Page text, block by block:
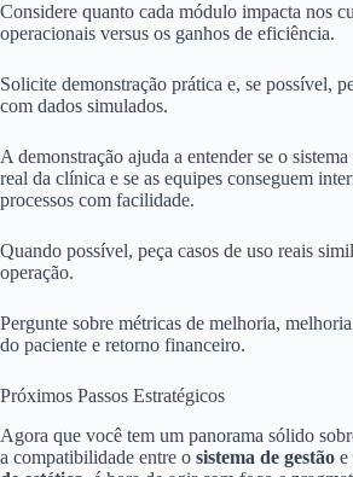
Considere quanto cada módulo impacta nos
operacionais versus os ganhos de eficiência.
Solicite demonstração prática e, se possível,
com dados simulados.
A demonstração ajuda a entender se o
real da clínica e se as equipes conseguem
processos com facilidade.
Quando possível, peça casos de uso reais
operação.
Pergunte sobre métricas de melhoria,
do paciente e retorno financeiro.
Próximos Passos Estratégicos
Agora que você tem um panorama sólido
a compatibilidade entre o sistema de gestão e